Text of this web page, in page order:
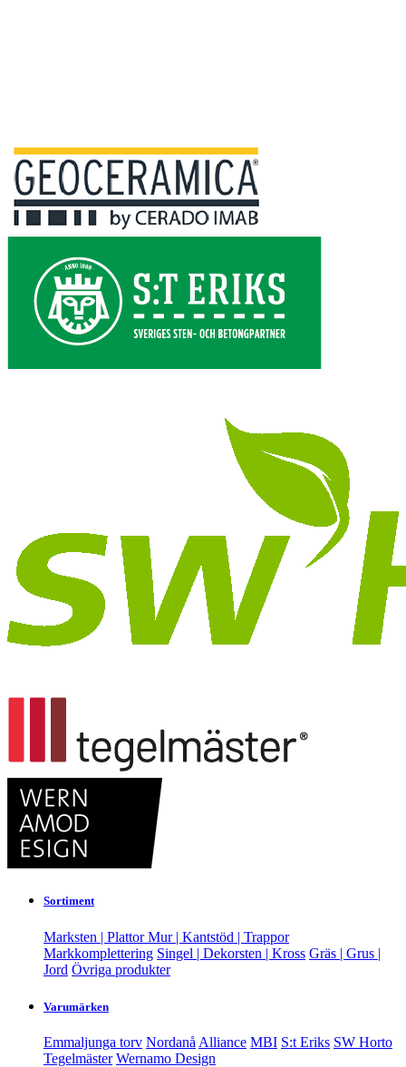
Sortiment
Marksten | PlattorMur | Kantstöd | Trappor
Markkomplettering Singel | Dekorsten | Kross Gräs | Grus |
Jord Övriga produkter
Varumärken
Emmaljunga torv Nordanå Alliance MBI S:t Eriks SW Horto
Tegelmäster Wernamo Design